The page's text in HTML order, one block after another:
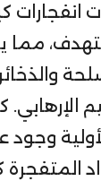
انفجارات
مما
وجود
المتفجرة